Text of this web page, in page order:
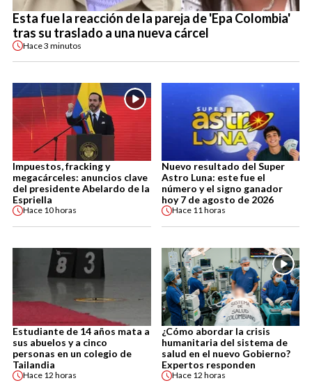
Esta fue la reacción de la pareja de 'Epa Colombia'
tras su traslado a una nueva cárcel
Hace3 minutos
Impuestos, fracking y
megacárceles: anuncios clave
del presidente Abelardo de la
Espriella
Hace 10 horas
Nuevo resultado del Super
Astro Luna: este fue el
número y el signo ganador
hoy 7 de agosto de 2026
Hace 11 horas
Estudiante de 14 años mata a
sus abuelos y a cinco
personas en un colegio de
Tailandia
Hace 12 horas
¿Cómo abordar la crisis
humanitaria del sistema de
salud en el nuevo Gobierno?
Expertos responden
Hace 12 horas